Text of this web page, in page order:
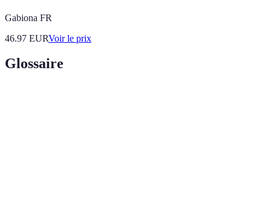
Gabiona FR
46.97 EURVoir le prix
Glossaire